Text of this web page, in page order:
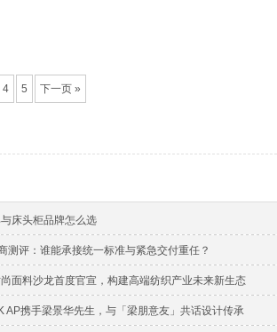
4 5 下一页 »
床头柜品牌怎么选
测评：谁能承接统一标准与紧急交付重任？
面料沙龙首度官宣，构建高端纺织产业未来新生态
AP携手梁景华先生，与「梁朋意友」共话设计传承